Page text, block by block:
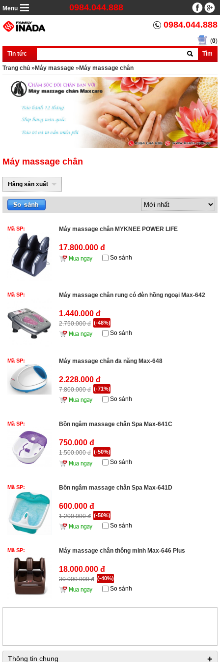
Menu
0984.044.888
0984.044.888
(0)
Tin tức
Tìm
Trang chủ »Máy massage »Máy massage chân
Máy massage chân
Hãng sản xuất
Mã SP: Máy massage chân MYKNEE POWER LIFE
17.800.000 đ
So sánh
Mã SP: Máy massage chân rung có đèn hồng ngoại Max-642
1.440.000 đ
2.750.000 đ (-48%)
So sánh
Mã SP: Máy massage chân đa năng Max-648
2.228.000 đ
7.800.000 đ (-71%)
So sánh
Mã SP: Bồn ngâm massage chân Spa Max-641C
750.000 đ
1.500.000 đ (-50%)
So sánh
Mã SP: Bồn ngâm massage chân Spa Max-641D
600.000 đ
1.200.000 đ (-50%)
So sánh
Mã SP: Máy massage chân thông minh Max-646 Plus
18.000.000 đ
30.000.000 đ (-40%)
So sánh
Thông tin chung +